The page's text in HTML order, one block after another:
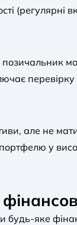
позичальник
перевірку
але не мати
у
будь-яке